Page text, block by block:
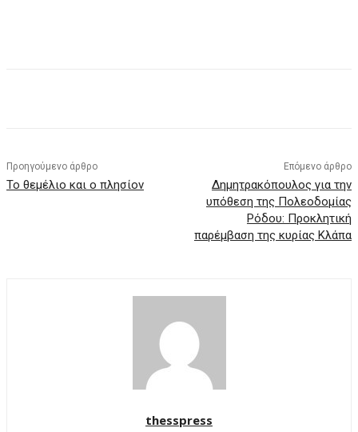
Προηγούμενο άρθρο
Το θεμέλιο και ο πλησίον
Επόμενο άρθρο
Δημητρακόπουλος για την
υπόθεση της Πολεοδομίας
Ρόδου: Προκλητική
παρέμβαση της κυρίας Κλάπα
thesspress